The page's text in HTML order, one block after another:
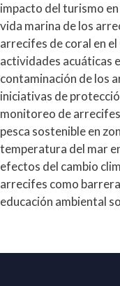
impacto del turismo
vida marina de los
arrecifes de coral en
actividades acuáticas
contaminación de los
iniciativas de
monitoreo de arrecifes
pesca sostenible en
temperatura del mar
efectos del cambio
arrecifes como
educación ambiental